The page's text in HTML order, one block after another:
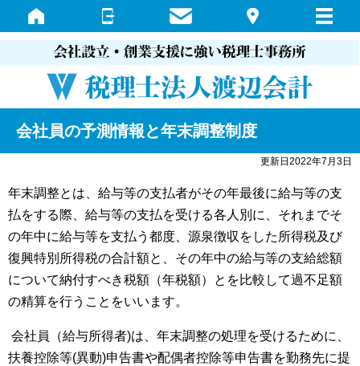
会社員の予測情報と年末調整制度
更新日2022年7月3日
年末調整とは、給与等の支払者がその年最後に給与等の支
払をする際、給与等の支払を受ける各人別に、それまでそ
の年中に給与等を支払う都度、源泉徴収をした所得税及び
復興特別所得税の合計額と、その年中の給与等の支給総額
について納付すべき税額（年税額）とを比較して過不足額
の精算を行うことをいいます。
会社員（給与所得者)は、年末調整の処理を受けるために、
扶養控除等(異動)申告書や配偶者控除等申告書を勤務先に提